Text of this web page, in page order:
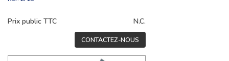
Prix public TTC N.C.
CONTACTEZ-NOUS